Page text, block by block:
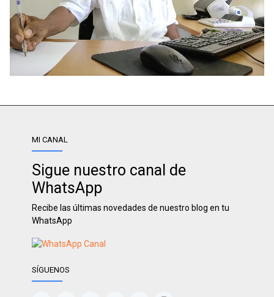
MI CANAL
Sigue nuestro canal de
WhatsApp
Recibe las últimas novedades de nuestro blog en tu
WhatsApp
SÍGUENOS